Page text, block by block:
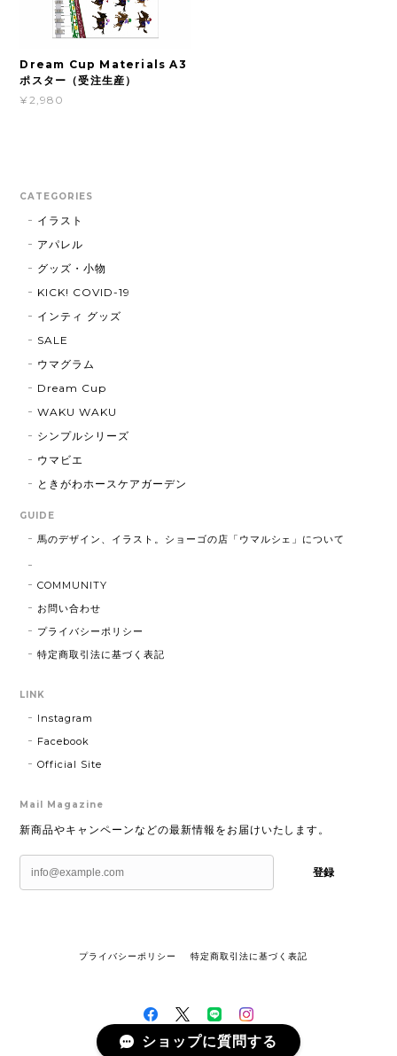
Dream Cup Materials A3
ポスター（受注生産）
¥2,980
CATEGORIES
イラスト
アパレル
グッズ・小物
KICK! COVID-19
インティ グッズ
SALE
ウマグラム
Dream Cup
WAKU WAKU
シンプルシリーズ
ウマビエ
ときがわホースケアガーデン
GUIDE
馬のデザイン、イラスト。ショーゴの店「ウマルシェ」について
COMMUNITY
お問い合わせ
プライバシーポリシー
特定商取引法に基づく表記
LINK
Instagram
Facebook
Official Site
Mail Magazine
新商品やキャンペーンなどの最新情報をお届けいたします。
登録
プライバシーポリシー 特定商取引法に基づく表記
©馬のデザイン、イラスト。ショーゴの店「ウマルシェ」
ショップに質問する